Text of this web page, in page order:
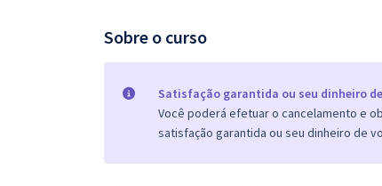
Sobre o curso
Satisfação garantida ou seu dinheiro
Você poderá efetuar o cancelamento e
satisfação garantida ou seu dinheiro de